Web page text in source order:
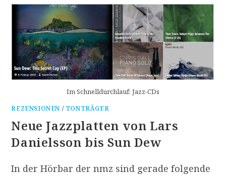
ZUM
MODERN
STRING
QUARTET
Im Schnelldurchlauf: Jazz-CDs
REZENSIONEN / TONTRÄGER
Neue Jazzplatten von Lars
Danielsson bis Sun Dew
In der Hörbar der nmz sind gerade folgende